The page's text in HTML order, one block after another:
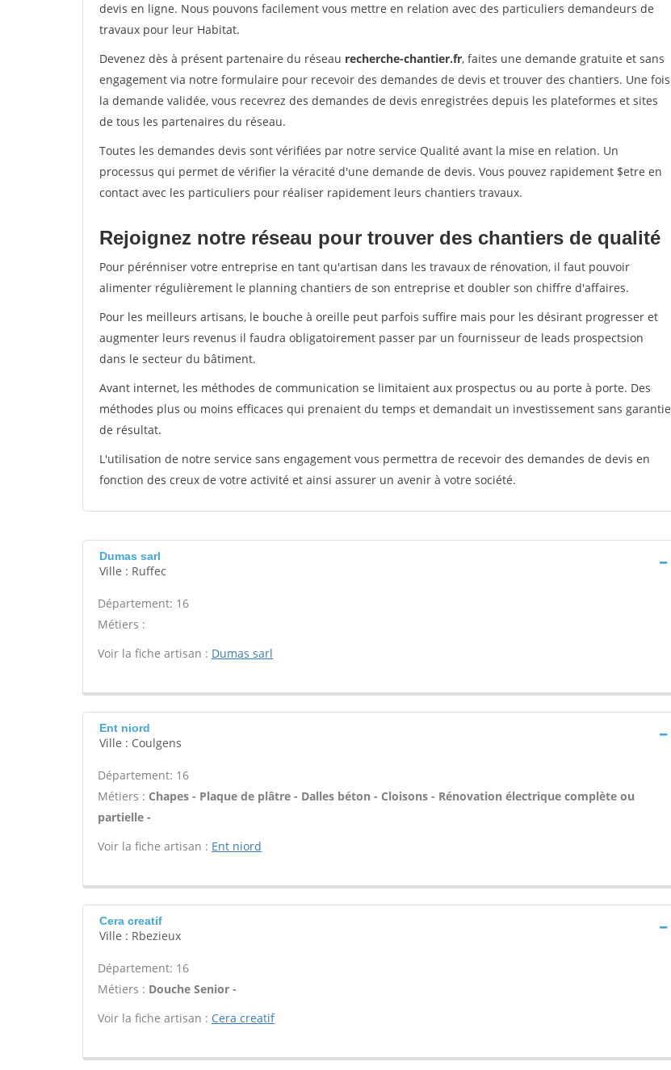
devis en ligne. Nous pouvons facilement vous mettre en relation avec des particuliers demandeurs de
travaux pour leur Habitat.
Devenez dès à présent partenaire du réseau recherche-chantier.fr, faites une demande gratuite et sans
engagement via notre formulaire pour recevoir des demandes de devis et trouver des chantiers. Une fois
la demande validée, vous recevrez des demandes de devis enregistrées depuis les plateformes et sites
de tous les partenaires du réseau.
Toutes les demandes devis sont vérifiées par notre service Qualité avant la mise en relation. Un
processus qui permet de vérifier la véracité d'une demande de devis. Vous pouvez rapidement $etre en
contact avec les particuliers pour réaliser rapidement leurs chantiers travaux.
Rejoignez notre réseau pour trouver des chantiers de qualité
Pour pérénniser votre entreprise en tant qu'artisan dans les travaux de rénovation, il faut pouvoir
alimenter régulièrement le planning chantiers de son entreprise et doubler son chiffre d'affaires.
Pour les meilleurs artisans, le bouche à oreille peut parfois suffire mais pour les désirant progresser et
augmenter leurs revenus il faudra obligatoirement passer par un fournisseur de leads prospectsion
dans le secteur du bâtiment.
Avant internet, les méthodes de communication se limitaient aux prospectus ou au porte à porte. Des
méthodes plus ou moins efficaces qui prenaient du temps et demandait un investissement sans garantie
de résultat.
L'utilisation de notre service sans engagement vous permettra de recevoir des demandes de devis en
fonction des creux de votre activité et ainsi assurer un avenir à votre société.
Dumas sarl
Ville : Ruffec
Département: 16
Métiers :
Voir la fiche artisan : Dumas sarl
Ent niord
Ville : Coulgens
Département: 16
Métiers : Chapes - Plaque de plâtre - Dalles béton - Cloisons - Rénovation électrique complète ou
partielle -
Voir la fiche artisan : Ent niord
Cera creatif
Ville : Rbezieux
Département: 16
Métiers : Douche Senior -
Voir la fiche artisan : Cera creatif